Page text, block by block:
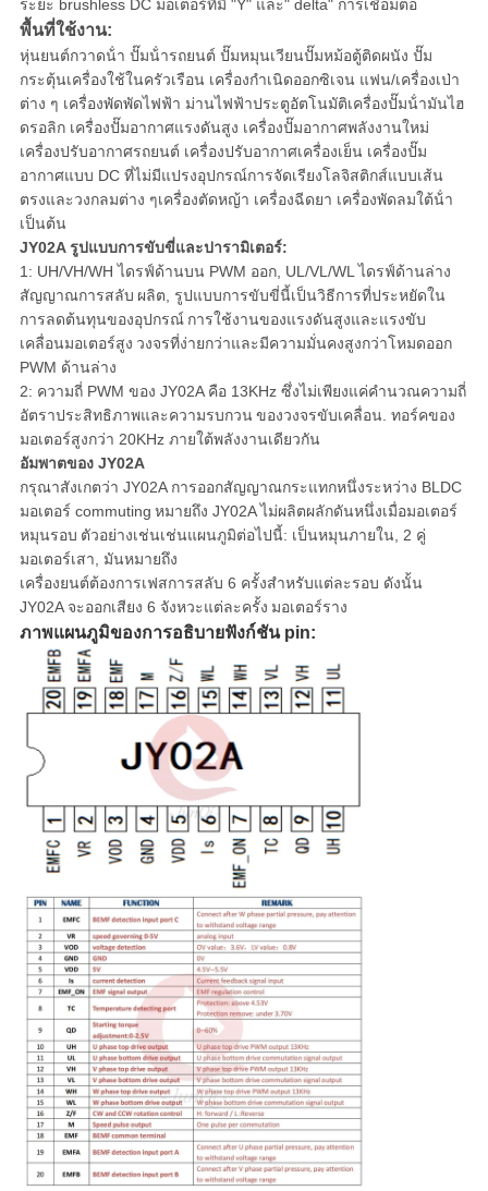
ระยะ brushless DC มอเตอร์ที่มี "Y" และ" delta" การเชื่อมต่อ
พื้นที่ใช้งาน:
หุ่นยนต์กวาดน้ํา ปั๊มน้ํารถยนต์ ปั๊มหมุนเวียนปั๊มหม้อตู้ติดผนัง ปั๊ม
กระตุ้นเครื่องใช้ในครัวเรือน เครื่องกําเนิดออกซิเจน แฟน/เครื่องเป่า
ต่าง ๆ เครื่องพัดพัดไฟฟ้า ม่านไฟฟ้าประตูอัตโนมัติเครื่องปั๊มน้ํามันไฮ
ดรอลิก เครื่องปั๊มอากาศแรงดันสูง เครื่องปั๊มอากาศพลังงานใหม่
เครื่องปรับอากาศรถยนต์ เครื่องปรับอากาศเครื่องเย็น เครื่องปั๊ม
อากาศแบบ DC ที่ไม่มีแปรงอุปกรณ์การจัดเรียงโลจิสติกส์แบบเส้น
ตรงและวงกลมต่าง ๆเครื่องตัดหญ้า เครื่องฉีดยา เครื่องพัดลมใต้น้ํา
เป็นต้น
JY02A รูปแบบการขับขี่และปารามิเตอร์:
1: UH/VH/WH ไดรฟ์ด้านบน PWM ออก, UL/VL/WL ไดรฟ์ด้านล่าง
สัญญาณการสลับ ผลิต, รูปแบบการขับขี่นี้เป็นวิธีการที่ประหยัดใน
การลดต้นทุนของอุปกรณ์ การใช้งานของแรงดันสูงและแรงขับ
เคลื่อนมอเตอร์สูง วงจรที่ง่ายกว่าและมีความมั่นคงสูงกว่าโหมดออก
PWM ด้านล่าง
2: ความถี่ PWM ของ JY02A คือ 13KHz ซึ่งไม่เพียงแค่คํานวณความถี่
อัตราประสิทธิภาพและความรบกวน ของวงจรขับเคลื่อน. ทอร์คของ
มอเตอร์สูงกว่า 20KHz ภายใต้พลังงานเดียวกัน
อัมพาตของ JY02A
กรุณาสังเกตว่า JY02A การออกสัญญาณกระแทกหนึ่งระหว่าง BLDC
มอเตอร์ commuting หมายถึง JY02A ไม่ผลิตผลักดันหนึ่งเมื่อมอเตอร์
หมุนรอบ ตัวอย่างเช่นเช่นแผนภูมิต่อไปนี้: เป็นหมุนภายใน, 2 คู่
มอเตอร์เสา, มันหมายถึง
เครื่องยนต์ต้องการเฟสการสลับ 6 ครั้งสําหรับแต่ละรอบ ดังนั้น
JY02A จะออกเสียง 6 จังหวะแต่ละครั้ง มอเตอร์ราง
ภาพแผนภูมิของการอธิบายฟังก์ชัน pin: